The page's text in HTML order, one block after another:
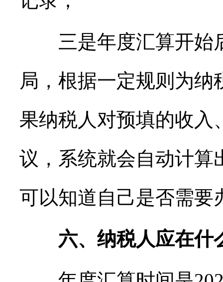
三是年度汇算开始
局，根据一定规则为
果纳税人对预填的收入
议，系统就会自动计算
可以知道自己是否需要
六、纳税人应在什